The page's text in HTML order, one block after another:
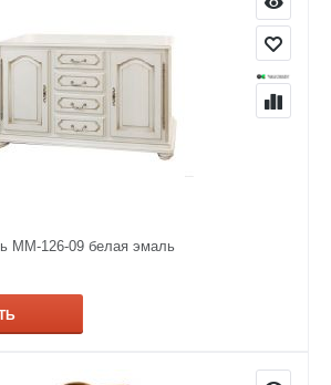
ММ-126-09 белая эмаль